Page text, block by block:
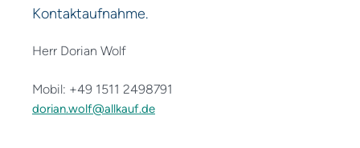
Kontaktaufnahme.
Herr Dorian Wolf
Mobil: +49 1511 2498791
dorian.wolf@allkauf.de